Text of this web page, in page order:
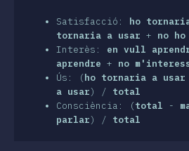
Satisfacció: ho
tornaria a usar + no
Interès: en vull
aprendre + no
Ús: (ho tornaria a usar
a usar) / total
Consciència: (total -
parlar) / total